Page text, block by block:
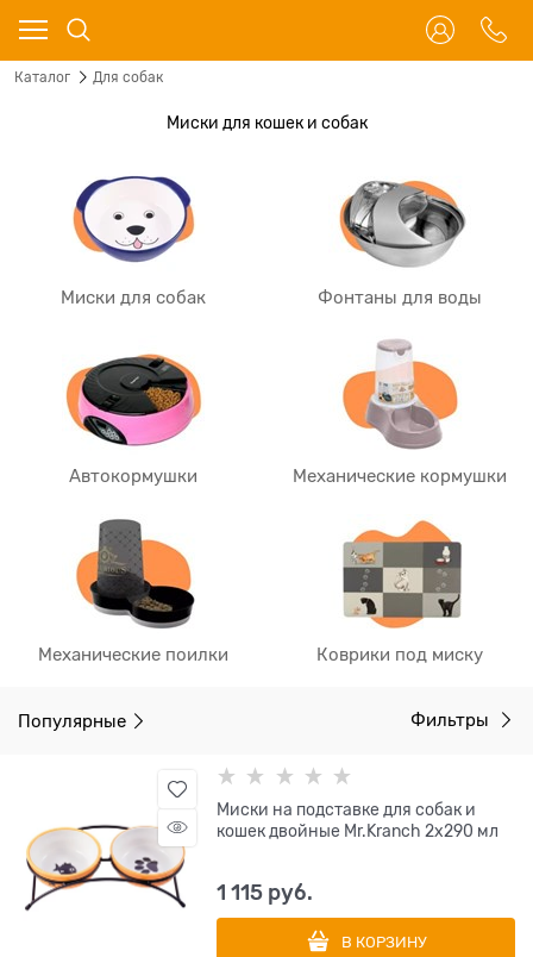
Каталог Для собак
Миски для кошек и собак
Миски для собак Фонтаны для воды
Автокормушки Механические кормушки
Механические поилки Коврики под миску
Популярные Фильтры
Миски на подставке для собак и
кошек двойные Mr.Kranch 2х290 мл
1 115 руб.
В КОРЗИНУ